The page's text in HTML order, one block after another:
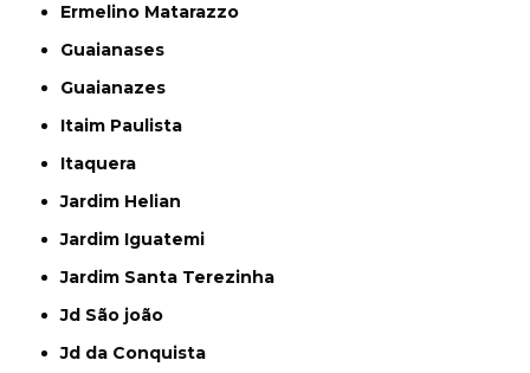
Ermelino Matarazzo
Guaianases
Guaianazes
Itaim Paulista
Itaquera
Jardim Helian
Jardim Iguatemi
Jardim Santa Terezinha
Jd São joão
Jd da Conquista